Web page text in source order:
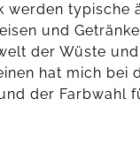
werden typische
und
der Wüste
hat mich bei
der Farbwahl